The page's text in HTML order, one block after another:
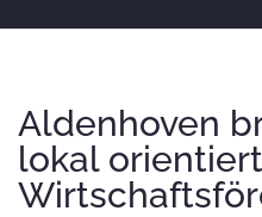
Aldenhoven
lokal